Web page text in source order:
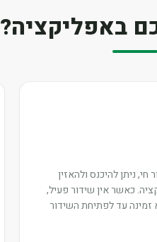
באפליקציה?
ניתן להיכנס ולהאזין
כאשר אין שידור פעיל,
עד לפתיחת השידור